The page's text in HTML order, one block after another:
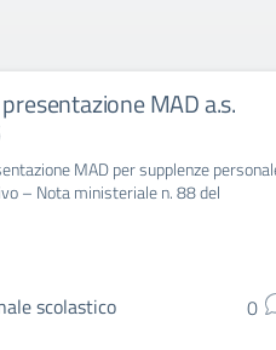
MAD a.s.
MAD per supplenze
– Nota ministeriale n. 88 del
scolastico 0